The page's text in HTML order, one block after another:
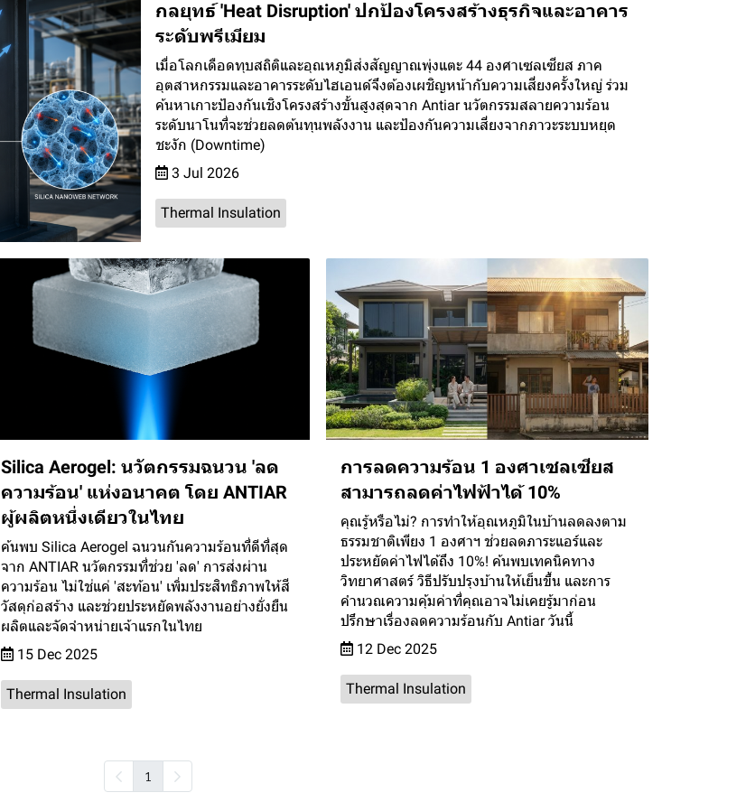
กลยุทธ์ 'Heat Disruption' ปกป้องโครงสร้างธุรกิจและอาคาร
ระดับพรีเมียม
เมื่อโลกเดือดทุบสถิติและอุณหภูมิส่งสัญญาณพุ่งแตะ 44 องศาเซลเซียส ภาค
อุตสาหกรรมและอาคารระดับไฮเอนด์จึงต้องเผชิญหน้ากับความเสี่ยงครั้งใหญ่ ร่วม
ค้นหาเกาะป้องกันเชิงโครงสร้างขั้นสูงสุดจาก Antiar นวัตกรรมสลายความร้อน
ระดับนาโนที่จะช่วยลดต้นทุนพลังงาน และป้องกันความเสี่ยงจากภาวะระบบหยุด
ชะงัก (Downtime)
3 Jul 2026
Thermal Insulation
Silica Aerogel: นวัตกรรมฉนวน 'ลด
ความร้อน' แห่งอนาคต โดย ANTIAR
ผู้ผลิตหนึ่งเดียวในไทย
ค้นพบ Silica Aerogel ฉนวนกันความร้อนที่ดีที่สุด
จาก ANTIAR นวัตกรรมที่ช่วย 'ลด' การส่งผ่าน
ความร้อน ไม่ใช่แค่ 'สะท้อน' เพิ่มประสิทธิภาพให้สี
วัสดุก่อสร้าง และช่วยประหยัดพลังงานอย่างยั่งยืน
ผลิตและจัดจำหน่ายเจ้าแรกในไทย
15 Dec 2025
Thermal Insulation
การลดความร้อน 1 องศาเซลเซียส
สามารถลดค่าไฟฟ้าได้ 10%
คุณรู้หรือไม่? การทำให้อุณหภูมิในบ้านลดลงตาม
ธรรมชาติเพียง 1 องศาฯ ช่วยลดภาระแอร์และ
ประหยัดค่าไฟได้ถึง 10%! ค้นพบเทคนิคทาง
วิทยาศาสตร์ วิธีปรับปรุงบ้านให้เย็นขึ้น และการ
คำนวณความคุ้มค่าที่คุณอาจไม่เคยรู้มาก่อน
ปรึกษาเรื่องลดความร้อนกับ Antiar วันนี้
12 Dec 2025
Thermal Insulation
1